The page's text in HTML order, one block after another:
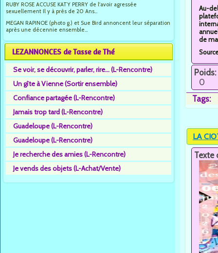
RUBY ROSE ACCUSE KATY PERRY de l'avoir agressée
sexuellement Il y à près de 20 Ans...
MEGAN RAPINOE (photo g.) et Sue Bird annoncent leur séparation
après une décennie ensemble...
LEZANNONCES de Tasse de Thé
Se voir, se découvrir, parler, rire... (L-Rencontre)
Un gîte à Vienne (Sortir ensemble)
Confiance partagée (L-Rencontre)
Jamais trop tard (L-Rencontre)
Guadeloupe (L-Rencontre)
Guadeloupe (L-Rencontre)
Je recherche des amies (L-Rencontre)
Je vends des objets (L-Achat/Vente)
Au-
de
Poids:
0
Tags:
LA
Texte